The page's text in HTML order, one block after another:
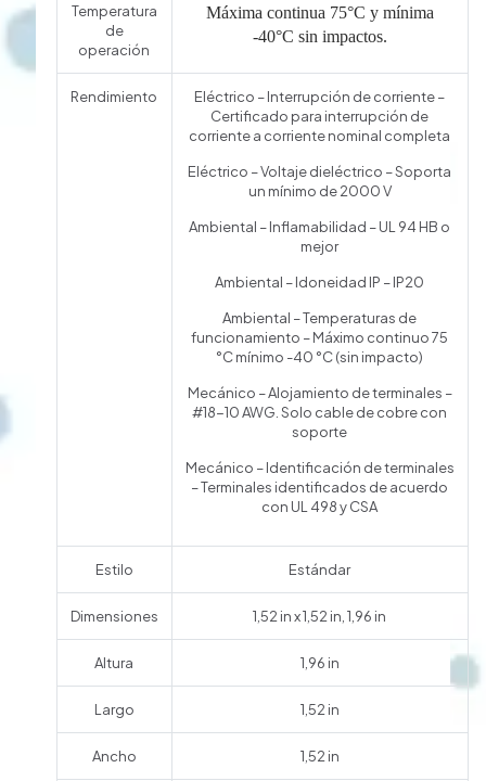
Temperatura
de
operación
Máxima continua 75°C y mínima
-40°C sin impactos.
Rendimiento
Eléctrico – Interrupción de corriente –
Certificado para interrupción de
corriente a corriente nominal completa
Eléctrico – Voltaje dieléctrico – Soporta
un mínimo de 2000 V
Ambiental – Inflamabilidad – UL 94 HB o
mejor
Ambiental – Idoneidad IP – IP20
Ambiental – Temperaturas de
funcionamiento – Máximo continuo 75
°C mínimo -40 °C (sin impacto)
Mecánico – Alojamiento de terminales –
#18-10 AWG.Solo cable de cobre con
soporte
Mecánico – Identificación de terminales
– Terminales identificados de acuerdo
con UL 498 y CSA
Estilo Estándar
Dimensiones 1,52 in x 1,52 in, 1,96 in
Altura 1,96 in
Largo 1,52 in
Ancho 1,52 in